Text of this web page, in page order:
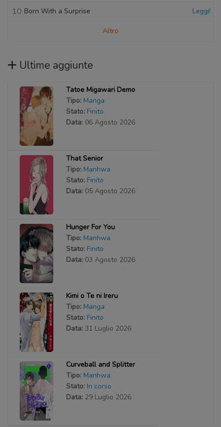
10 Born With a Surprise Leggi!
Altro
Ultime aggiunte
Tatoe Migawari Demo
Tipo: Manga
Stato: Finito
Data: 06 Agosto 2026
That Senior
Tipo: Manhwa
Stato: Finito
Data: 05 Agosto 2026
Hunger For You
Tipo: Manhwa
Stato: Finito
Data: 03 Agosto 2026
Kimi o Te ni Ireru
Tipo: Manga
Stato: Finito
Data: 31 Luglio 2026
Curveball and Splitter
Tipo: Manhwa
Stato: In corso
Data: 29 Luglio 2026